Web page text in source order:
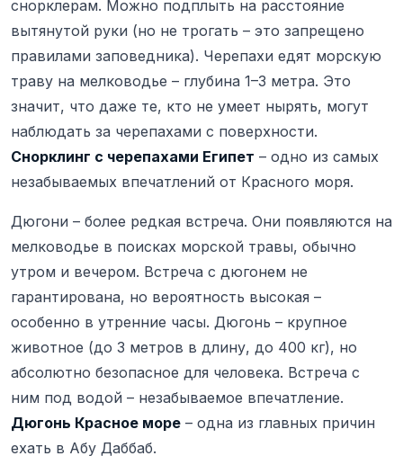
снорклерам. Можно подплыть на расстояние
вытянутой руки (но не трогать – это запрещено
правилами заповедника). Черепахи едят морскую
траву на мелководье – глубина 1–3 метра. Это
значит, что даже те, кто не умеет нырять, могут
наблюдать за черепахами с поверхности.
Снорклинг с черепахами Египет – одно из самых
незабываемых впечатлений от Красного моря.
Дюгони – более редкая встреча. Они появляются на
мелководье в поисках морской травы, обычно
утром и вечером. Встреча с дюгонем не
гарантирована, но вероятность высокая –
особенно в утренние часы. Дюгонь – крупное
животное (до 3 метров в длину, до 400 кг), но
абсолютно безопасное для человека. Встреча с
ним под водой – незабываемое впечатление.
Дюгонь Красное море – одна из главных причин
ехать в Абу Даббаб.